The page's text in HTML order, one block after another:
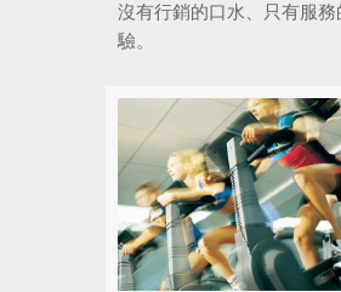
沒有行銷的口水、只有服
驗。